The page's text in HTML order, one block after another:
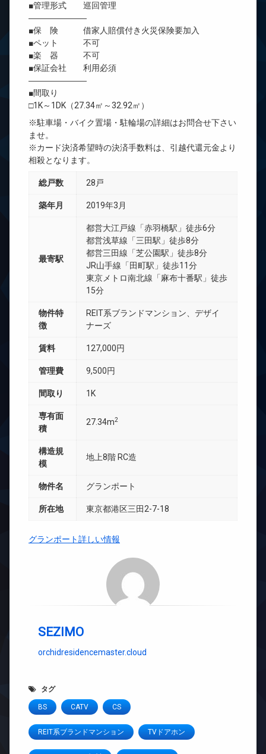
■管理形式 巡回管理
―――――――
■保 険 借家人賠償付き火災保険要加入
■ペット 不可
■楽 器 不可
■保証会社 利用必須
―――――――
■間取り
□1K～1DK（27.34㎡～32.92㎡）
※駐車場・バイク置場・駐輪場の詳細はお問合せ下さい
ませ。
※カード決済希望時の決済手数料は、引越代還元金より
相殺となります。
総戸数 28戸
築年月 2019年3月
最寄駅
都営大江戸線「赤羽橋駅」徒歩6分
都営浅草線「三田駅」徒歩8分
都営三田線「芝公園駅」徒歩8分
JR山手線「田町駅」徒歩11分
東京メトロ南北線「麻布十番駅」徒歩
15分
物件特
徴
REIT系ブランドマンション、デザイ
ナーズ
賃料 127,000円
管理費 9,500円
間取り 1K
専有面
積
27.34m2
構造規
模
地上8階 RC造
物件名 グランポート
所在地 東京都港区三田2-7-18
グランポート詳しい情報
SEZIMO
orchidresidencemaster.cloud
タグ
BS CATV CS
REIT系ブランドマンション TVドアホン